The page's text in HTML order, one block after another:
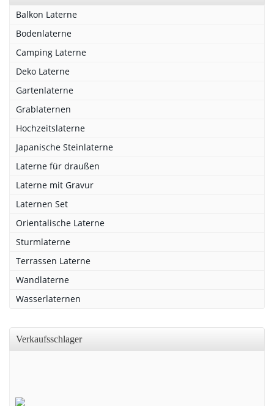
Balkon Laterne
Bodenlaterne
Camping Laterne
Deko Laterne
Gartenlaterne
Grablaternen
Hochzeitslaterne
Japanische Steinlaterne
Laterne für draußen
Laterne mit Gravur
Laternen Set
Orientalische Laterne
Sturmlaterne
Terrassen Laterne
Wandlaterne
Wasserlaternen
Verkaufsschlager